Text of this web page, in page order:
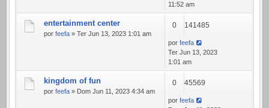
11:52 am
entertainment center
por feefa » Ter Jun 13, 2023 1:01 am
0 141485
por feefa
Ter Jun 13, 2023
1:01 am
kingdom of fun
por feefa » Dom Jun 11, 2023 4:34 am
0 45569
por feefa